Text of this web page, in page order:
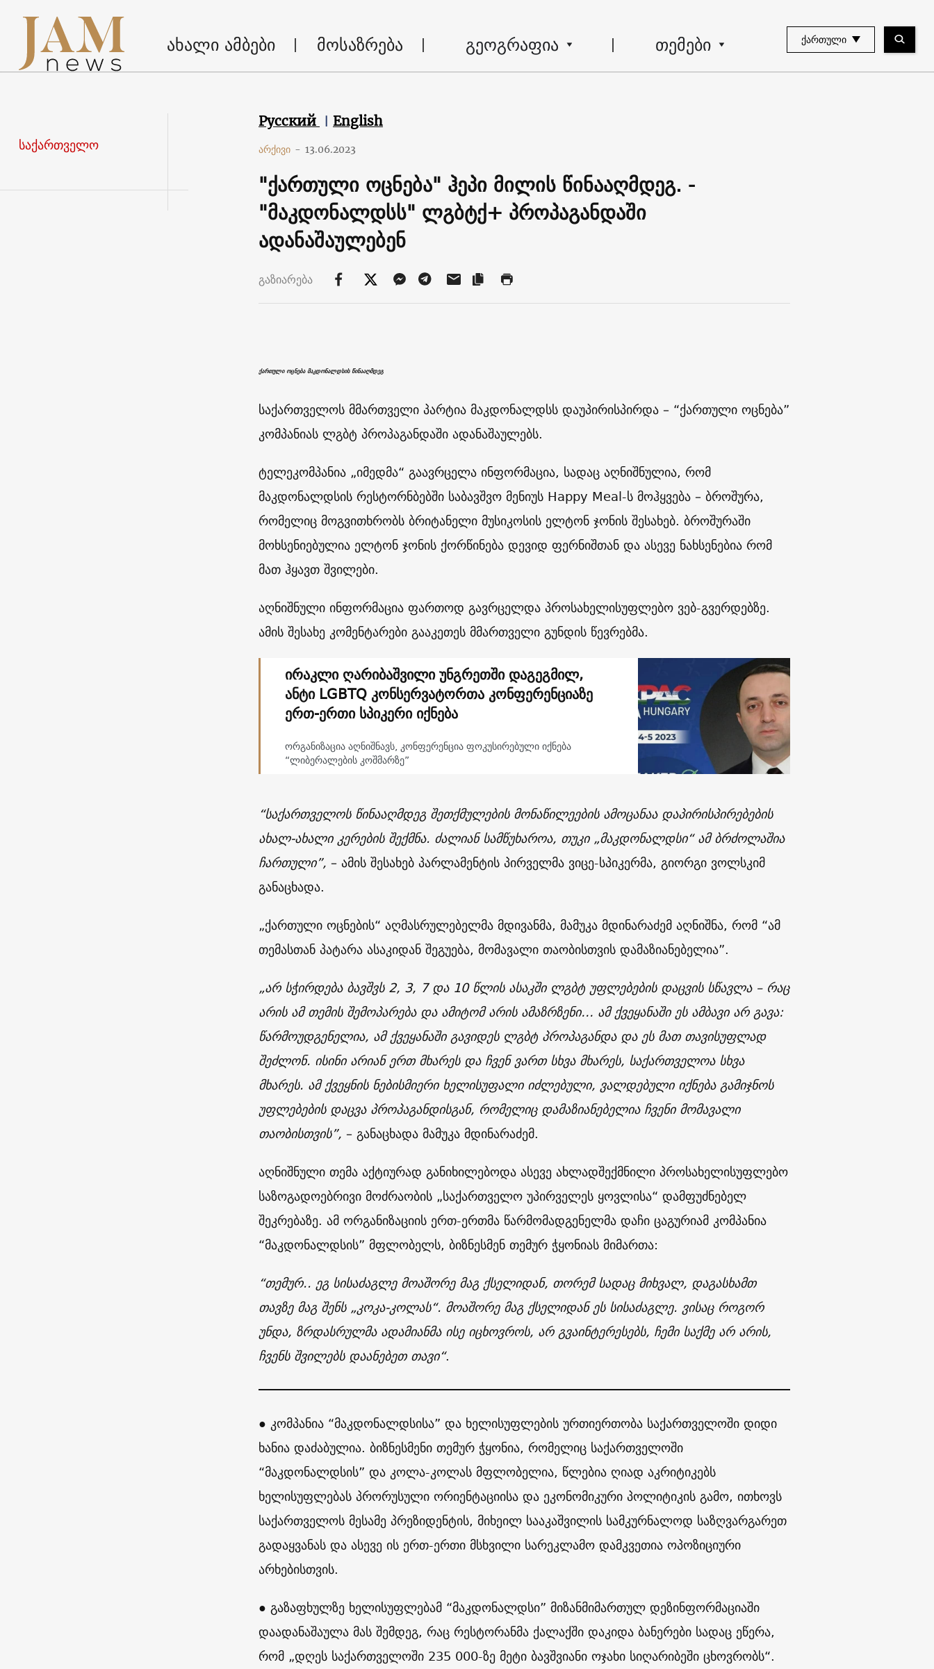
ახალი ამბები მოსაზრება გეოგრაფია თემები ᲥᲐᲠᲗᲣᲚᲘ
საქართველო
Русский English
არქივი - 13.06.2023
"ქართული ოცნება" ჰეპი მილის წინააღმდეგ. -
"მაკდონალდსს" ლგბტქ+ პროპაგანდაში
ადანაშაულებენ
გაზიარება
ქართული ოცნება მაკდონალდსის წინააღმდეგ
საქართველოს მმართველი პარტია მაკდონალდსს დაუპირისპირდა – “ქართული ოცნება”
კომპანიას ლგბტ პროპაგანდაში ადანაშაულებს.
ტელეკომპანია „იმედმა“ გაავრცელა ინფორმაცია, სადაც აღნიშნულია, რომ
მაკდონალდსის რესტორნბებში საბავშვო მენიუს Happy Meal-ს მოჰყვება – ბროშურა,
რომელიც მოგვითხრობს ბრიტანელი მუსიკოსის ელტონ ჯონის შესახებ. ბროშურაში
მოხსენიებულია ელტონ ჯონის ქორწინება დევიდ ფერნიშთან და ასევე ნახსენებია რომ
მათ ჰყავთ შვილები.
აღნიშნული ინფორმაცია ფართოდ გავრცელდა პროსახელისუფლებო ვებ-გვერდებზე.
ამის შესახე კომენტარები გააკეთეს მმართველი გუნდის წევრებმა.
ირაკლი ღარიბაშვილი უნგრეთში დაგეგმილ,
ანტი LGBTQ კონსერვატორთა კონფერენციაზე
ერთ-ერთი სპიკერი იქნება
ორგანიზაცია აღნიშნავს, კონფერენცია ფოკუსირებული იქნება
“ლიბერალების კოშმარზე”
“საქართველოს წინააღმდეგ შეთქმულების მონაწილეების ამოცანაა დაპირისპირებების
ახალ-ახალი კერების შექმნა. ძალიან სამწუხაროა, თუკი „მაკდონალდსი“ ამ ბრძოლაშია
ჩართული”, – ამის შესახებ პარლამენტის პირველმა ვიცე-სპიკერმა, გიორგი ვოლსკიმ
განაცხადა.
„ქართული ოცნების“ აღმასრულებელმა მდივანმა, მამუკა მდინარაძემ აღნიშნა, რომ “ამ
თემასთან პატარა ასაკიდან შეგუება, მომავალი თაობისთვის დამაზიანებელია”.
„არ სჭირდება ბავშვს 2, 3, 7 და 10 წლის ასაკში ლგბტ უფლებების დაცვის სწავლა – რაც
არის ამ თემის შემოპარება და ამიტომ არის ამაზრზენი… ამ ქვეყანაში ეს ამბავი არ გავა:
წარმოუდგენელია, ამ ქვეყანაში გავიდეს ლგბტ პროპაგანდა და ეს მათ თავისუფლად
შეძლონ. ისინი არიან ერთ მხარეს და ჩვენ ვართ სხვა მხარეს, საქართველოა სხვა
მხარეს. ამ ქვეყნის ნებისმიერი ხელისუფალი იძლებული, ვალდებული იქნება გამიჯნოს
უფლებების დაცვა პროპაგანდისგან, რომელიც დამაზიანებელია ჩვენი მომავალი
თაობისთვის”, – განაცხადა მამუკა მდინარაძემ.
აღნიშნული თემა აქტიურად განიხილებოდა ასევე ახლადშექმნილი პროსახელისუფლებო
საზოგადოებრივი მოძრაობის „საქართველო უპირველეს ყოვლისა“ დამფუძნებელ
შეკრებაზე. ამ ორგანიზაციის ერთ-ერთმა წარმომადგენელმა დაჩი ცაგურიამ კომპანია
“მაკდონალდსის” მფლობელს, ბიზნესმენ თემურ ჭყონიას მიმართა:
“თემურ.. ეგ სისაძაგლე მოაშორე მაგ ქსელიდან, თორემ სადაც მიხვალ, დაგასხამთ
თავზე მაგ შენს „კოკა-კოლას“. მოაშორე მაგ ქსელიდან ეს სისაძაგლე. ვისაც როგორ
უნდა, ზრდასრულმა ადამიანმა ისე იცხოვროს, არ გვაინტერესებს, ჩემი საქმე არ არის,
ჩვენს შვილებს დაანებეთ თავი“.
● კომპანია “მაკდონალდსისა” და ხელისუფლების ურთიერთობა საქართველოში დიდი
ხანია დაძაბულია. ბიზნესმენი თემურ ჭყონია, რომელიც საქართველოში
“მაკდონალდსის” და კოლა-კოლას მფლობელია, წლებია ღიად აკრიტიკებს
ხელისუფლებას პრორუსული ორიენტაციისა და ეკონომიკური პოლიტიკის გამო, ითხოვს
საქართველოს მესამე პრეზიდენტის, მიხეილ სააკაშვილის სამკურნალოდ საზღვარგარეთ
გადაყვანას და ასევე ის ერთ-ერთი მსხვილი სარეკლამო დამკვეთია ოპოზიციური
არხებისთვის.
● გაზაფხულზე ხელისუფლებამ “მაკდონალდსი” მიზანმიმართულ დეზინფორმაციაში
დაადანაშაულა მას შემდეგ, რაც რესტორანმა ქალაქში დაკიდა ბანერები სადაც ეწერა,
რომ „დღეს საქართველოში 235 000-ზე მეტი ბავშვიანი ოჯახი სიღარიბეში ცხოვრობს“.